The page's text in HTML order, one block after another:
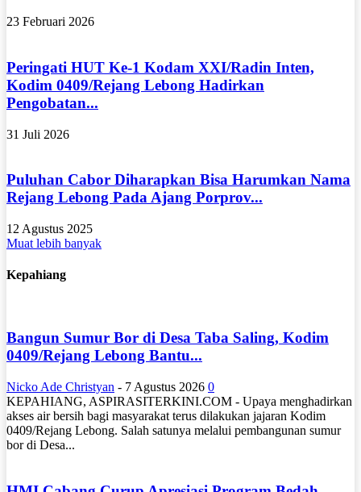
23 Februari 2026
Peringati HUT Ke-1 Kodam XXI/Radin Inten,
Kodim 0409/Rejang Lebong Hadirkan
Pengobatan...
31 Juli 2026
Puluhan Cabor Diharapkan Bisa Harumkan Nama
Rejang Lebong Pada Ajang Porprov...
12 Agustus 2025
Muat lebih banyak
Kepahiang
Bangun Sumur Bor di Desa Taba Saling, Kodim
0409/Rejang Lebong Bantu...
Nicko Ade Christyan - 7 Agustus 2026 0
KEPAHIANG, ASPIRASITERKINI.COM - Upaya menghadirkan
akses air bersih bagi masyarakat terus dilakukan jajaran Kodim
0409/Rejang Lebong. Salah satunya melalui pembangunan sumur
bor di Desa...